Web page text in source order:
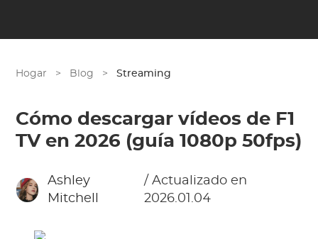
Hogar > Blog > Streaming
Cómo descargar vídeos de F1
TV en 2026 (guía 1080p 50fps)
Ashley
Mitchell
/ Actualizado en
2026.01.04